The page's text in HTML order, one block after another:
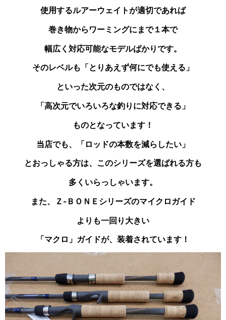
使用するルアーウェイトが適切であれば
巻き物からワーミングにまで１本で
幅広く対応可能なモデルばかりです。
そのレベルも「とりあえず何にでも使える」
といった次元のものではなく、
「高次元でいろいろな釣りに対応できる」
ものとなっています！
当店でも、「ロッドの本数を減らしたい」
とおっしゃる方は、このシリーズを選ばれる方も
多くいらっしゃいます。
また、Ｚ-ＢＯＮＥシリーズのマイクロガイド
よりも一回り大きい
「マクロ」ガイドが、装着されています！